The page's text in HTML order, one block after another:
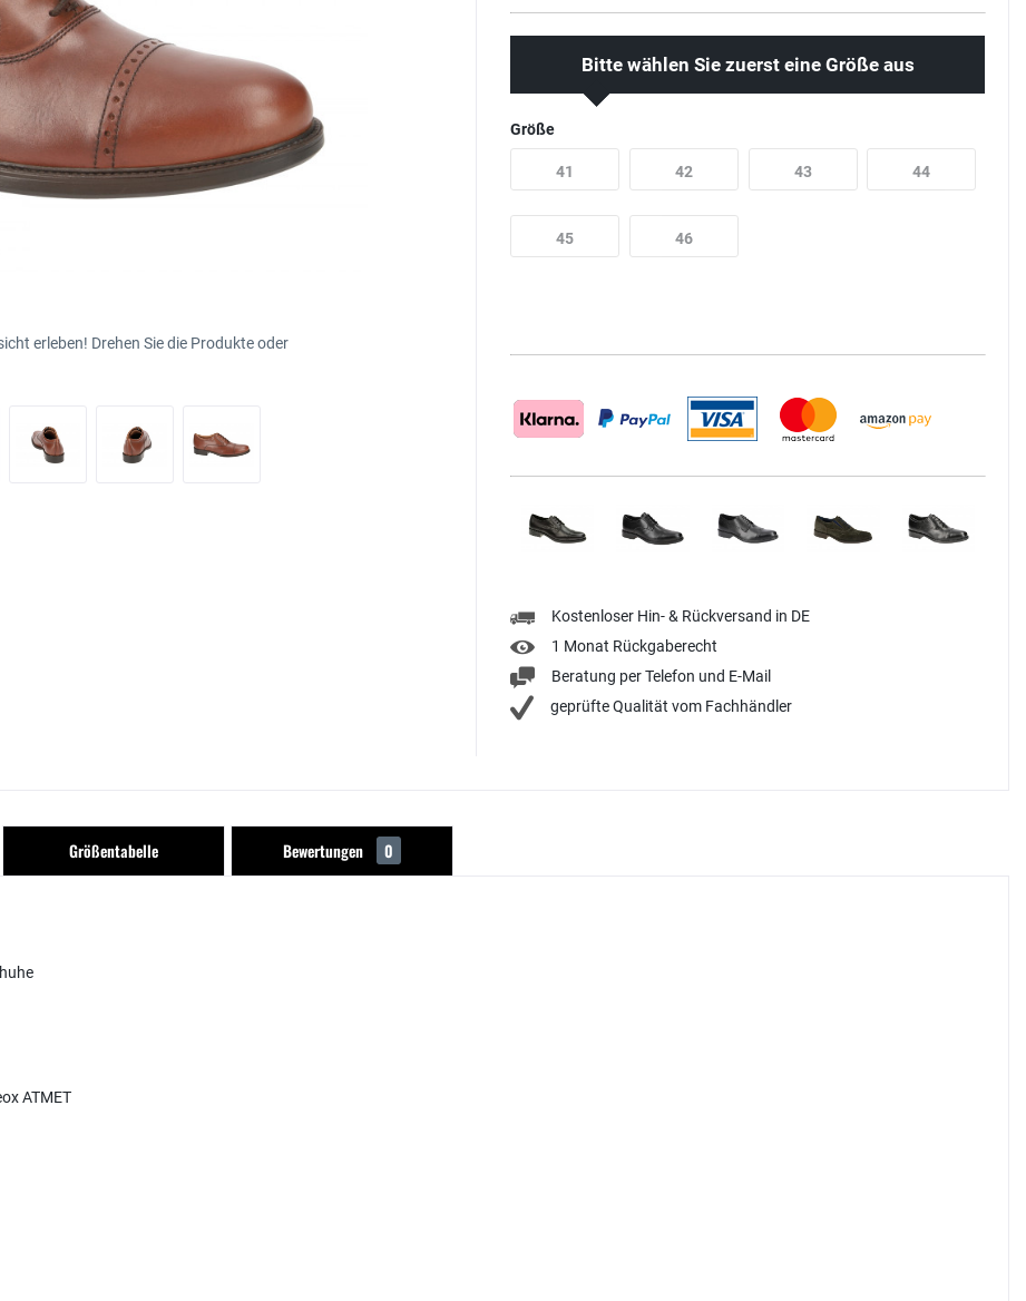
erleben! Drehen Sie die Produkte oder
Bitte wählen Sie zuerst eine Größe aus
Größe
41 42 43 44
45 46
Kostenloser Hin- & Rückversand in DE
1 Monat Rückgaberecht
Beratung per Telefon und E-Mail
geprüfte Qualität vom Fachhändler
Größentabelle Bewertungen 0
ATMET